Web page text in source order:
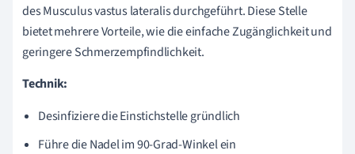
des Musculus vastus lateralis durchgeführt. Diese Stelle
bietet mehrere Vorteile, wie die einfache Zugänglichkeit und
geringere Schmerzempfindlichkeit.
Technik:
Desinfiziere die Einstichstelle gründlich
Führe die Nadel im 90-Grad-Winkel ein